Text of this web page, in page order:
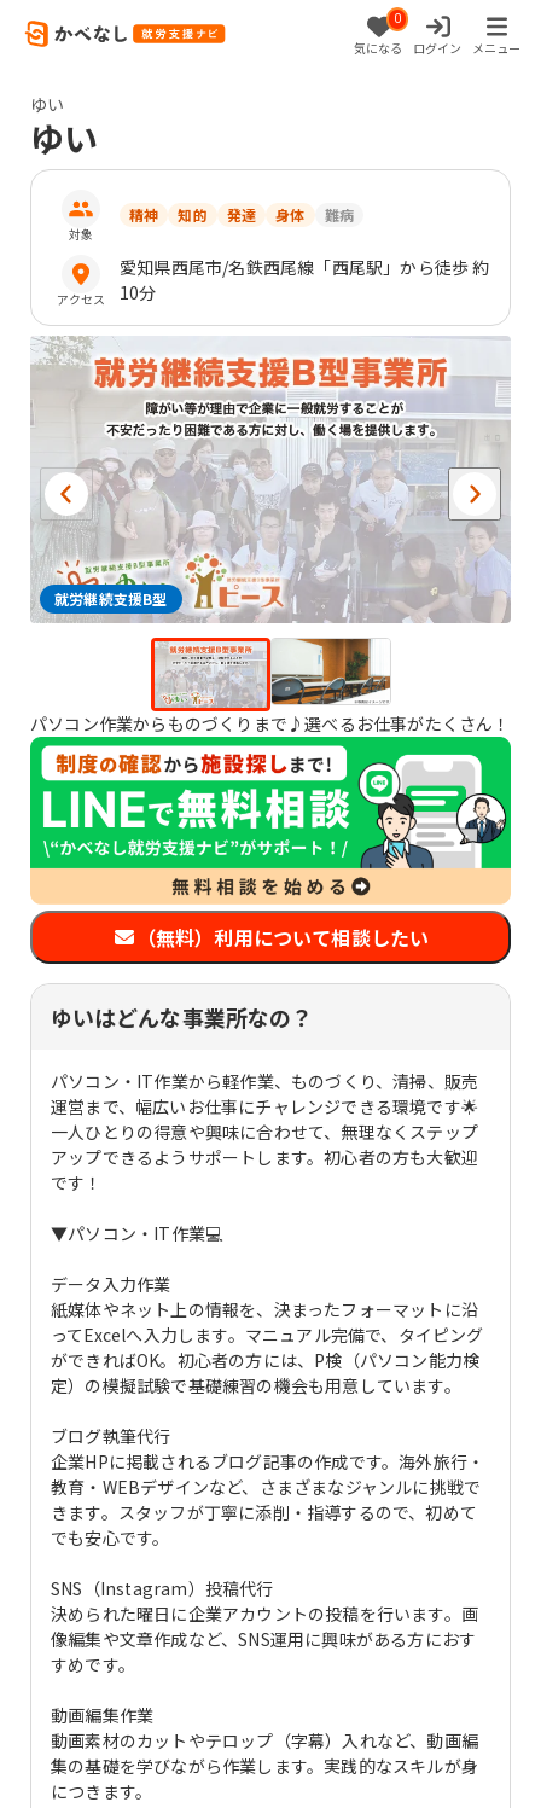
0
気になる ログイン メニュー
ゆい
ゆい
対象
精神 知的 発達 身体 難病
アクセス
愛知県西尾市/名鉄西尾線「西尾駅」から徒歩 約
10分
就労継続支援B型
パソコン作業からものづくりまで♪選べるお仕事がたくさん！
（無料）利用について相談したい
ゆいはどんな事業所なの？
パソコン・IT作業から軽作業、ものづくり、清掃、販売
運営まで、幅広いお仕事にチャレンジできる環境です🌟
一人ひとりの得意や興味に合わせて、無理なくステップ
アップできるようサポートします。初心者の方も大歓迎
です！
▼パソコン・IT作業💻
データ入力作業
紙媒体やネット上の情報を、決まったフォーマットに沿
ってExcelへ入力します。マニュアル完備で、タイピング
ができればOK。初心者の方には、P検（パソコン能力検
定）の模擬試験で基礎練習の機会も用意しています。
ブログ執筆代行
企業HPに掲載されるブログ記事の作成です。海外旅行・
教育・WEBデザインなど、さまざまなジャンルに挑戦で
きます。スタッフが丁寧に添削・指導するので、初めて
でも安心です。
SNS（Instagram）投稿代行
決められた曜日に企業アカウントの投稿を行います。画
像編集や文章作成など、SNS運用に興味がある方におす
すめです。
動画編集作業
動画素材のカットやテロップ（字幕）入れなど、動画編
集の基礎を学びながら作業します。実践的なスキルが身
につきます。